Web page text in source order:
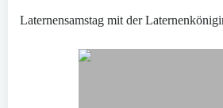
Laternensamstag mit der